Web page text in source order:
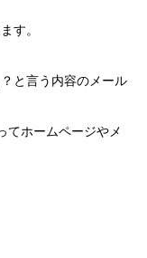
す。
と言う内容のメール
てホームページやメ